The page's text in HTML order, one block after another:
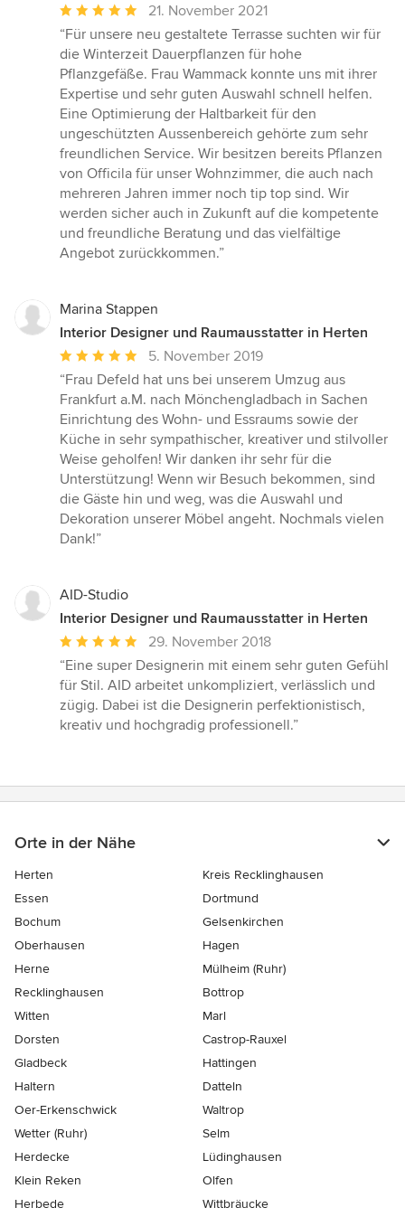
Durchschnittliche
Bewertung:
5
von
5
Sternen
21. November 2021
“Für unsere neu gestaltete Terrasse suchten wir für
die Winterzeit Dauerpflanzen für hohe
Pflanzgefäße. Frau Wammack konnte uns mit ihrer
Expertise und sehr guten Auswahl schnell helfen.
Eine Optimierung der Haltbarkeit für den
ungeschützten Aussenbereich gehörte zum sehr
freundlichen Service. Wir besitzen bereits Pflanzen
von Officila für unser Wohnzimmer, die auch nach
mehreren Jahren immer noch tip top sind. Wir
werden sicher auch in Zukunft auf die kompetente
und freundliche Beratung und das vielfältige
Angebot zurückkommen.”
Marina Stappen
Interior Designer und Raumausstatter in Herten
Durchschnittliche
Bewertung:
5
von
5
Sternen
5. November 2019
“Frau Defeld hat uns bei unserem Umzug aus
Frankfurt a.M. nach Mönchengladbach in Sachen
Einrichtung des Wohn- und Essraums sowie der
Küche in sehr sympathischer, kreativer und stilvoller
Weise geholfen! Wir danken ihr sehr für die
Unterstützung! Wenn wir Besuch bekommen, sind
die Gäste hin und weg, was die Auswahl und
Dekoration unserer Möbel angeht. Nochmals vielen
Dank!”
AID-Studio
Interior Designer und Raumausstatter in Herten
Durchschnittliche
Bewertung:
5
von
5
29. November 2018
“Eine super Designerin mit einem sehr guten Gefühl
für Stil. AID arbeitet unkompliziert, verlässlich und
zügig. Dabei ist die Designerin perfektionistisch,
kreativ und hochgradig professionell.”
Orte in der Nähe
Herten
Kreis Recklinghausen
Essen
Dortmund
Bochum
Gelsenkirchen
Oberhausen
Hagen
Herne
Mülheim (Ruhr)
Recklinghausen
Bottrop
Witten
Marl
Dorsten
Castrop-Rauxel
Gladbeck
Hattingen
Haltern
Datteln
Oer-Erkenschwick
Waltrop
Wetter (Ruhr)
Selm
Herdecke
Lüdinghausen
Klein Reken
Olfen
Herbede
Wittbräucke